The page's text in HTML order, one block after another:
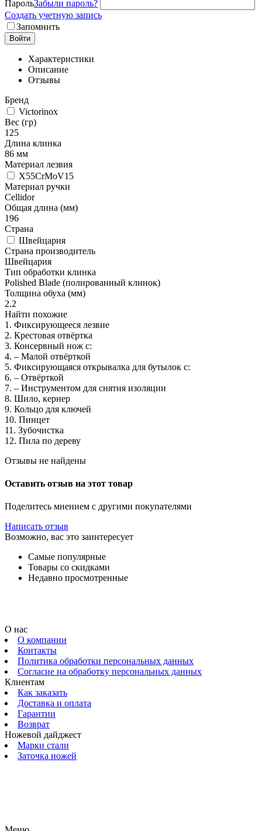
ПарольЗабыли пароль?
Создать учетную запись
Запомнить
Войти
Характеристики
Описание
Отзывы
Бренд
Victorinox
Вес (гр)
125
Длина клинка
86 мм
Материал лезвия
X55CrMoV15
Материал ручки
Cellidor
Общая длина (мм)
196
Страна
Швейцария
Страна производитель
Швейцария
Тип обработки клинка
Polished Blade (полированный клинок)
Толщина обуха (мм)
2.2
Найти похожие
1. Фиксирующееся лезвие
2. Крестовая отвёртка
3. Консервный нож с:
4. – Малой отвёрткой
5. Фиксирующаяся открывалка для бутылок с:
6. – Отвёрткой
7. – Инструментом для снятия изоляции
8. Шило, кернер
9. Кольцо для ключей
10. Пинцет
11. Зубочистка
12. Пила по дереву
Отзывы не найдены
Оставить отзыв на этот товар
Поделитесь мнением с другими покупателями
Написать отзыв
Возможно, вас это заинтересует
Самые популярные
Товары со скидками
Недавно просмотренные
О нас
О компании
Контакты
Политика обработки персональных данных
Согласие на обработку персональных данных
Клиентам
Как заказать
Доставка и оплата
Гарантии
Возврат
Ножевой дайджест
Марки стали
Заточка ножей